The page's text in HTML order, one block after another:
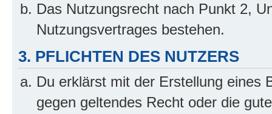
Das Nutzungsrecht nach Punkt 2,
Nutzungsvertrages bestehen.
3. PFLICHTEN DES NUTZERS
Du erklärst mit der Erstellung eines
gegen geltendes Recht oder die